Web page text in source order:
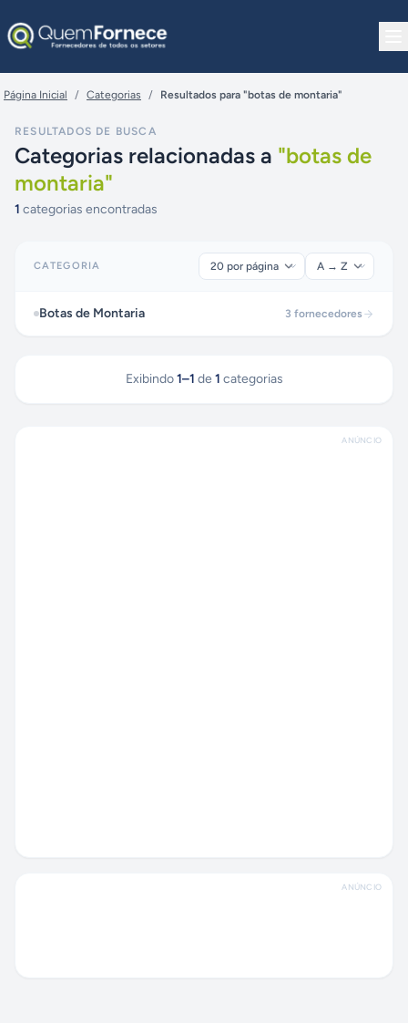
Página Inicial / Categorias / Resultados para "botas de montaria"
RESULTADOS DE BUSCA
Categorias relacionadas a "botas de
montaria"
1 categorias encontradas
CATEGORIA
Botas de Montaria 3 fornecedores
Exibindo 1–1 de 1 categorias
ANÚNCIO
ANÚNCIO